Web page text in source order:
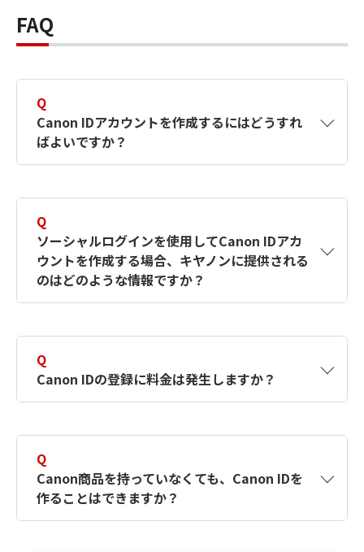
FAQ
Q
Canon IDアカウントを作成するにはどうすれ
ばよいですか？
す。詳しい作成方法は【カメラ】Canon IDとは
何ですか？Canon IDの作成方法は？をご確認く
ださい。
Q
ソーシャルログインを使用してCanon IDアカ
ウントを作成する場合、キヤノンに提供される
のはどのような情報ですか？
択したサービスから取得します。アカウントを
簡単に作成できるように、この情報を使用して
Canon IDの登録フォームを入力します。
Q
Canon IDの登録に料金は発生しますか？
Q
Canon商品を持っていなくても、Canon IDを
作ることはできますか？